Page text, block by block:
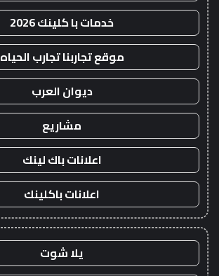
خدمات با كلينك 2026
موقع تجاربنا تجارب الحياه
ديوان العرب
مشاريع
اعلانات باك لينك
اعلانات باكلينك
يلا شوت